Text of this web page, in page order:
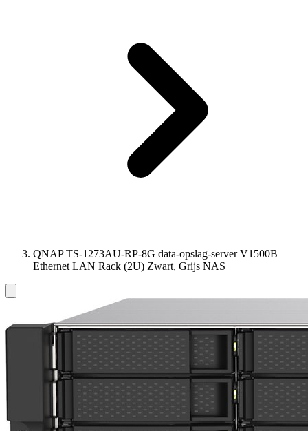
QNAP TS-1273AU-RP-8G data-opslag-server V1500B
Ethernet LAN Rack (2U) Zwart, Grijs NAS